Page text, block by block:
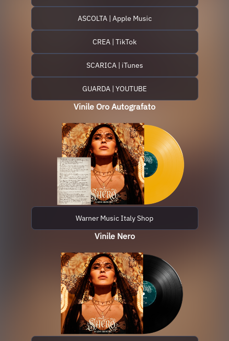
ASCOLTA | Apple Music
CREA | TikTok
SCARICA | iTunes
GUARDA | YOUTUBE
Vinile Oro Autografato
Warner Music Italy Shop
Vinile Nero